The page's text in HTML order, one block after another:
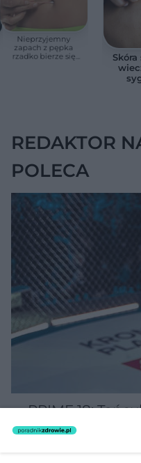
Nieprzyjemny
zapach z pępka
rzadko bierze się
REDAKTOR
POLECA
PRIME 18:
Schreiber i